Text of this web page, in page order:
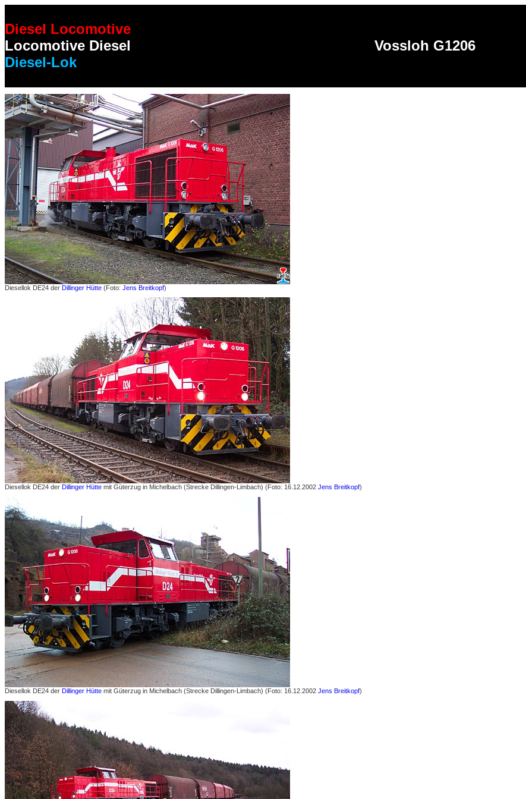
Diesel Locomotive
Locomotive Diesel
Diesel-Lok
Vossloh G1206
Diesellok DE24 der Dillinger Hütte (Foto: Jens Breitkopf)
Diesellok DE24 der Dillinger Hütte mit Güterzug in Michelbach (Strecke Dillingen-Limbach) (Foto: 16.12.2002 Jens Breitkopf)
Diesellok DE24 der Dillinger Hütte mit Güterzug in Michelbach (Strecke Dillingen-Limbach) (Foto: 16.12.2002 Jens Breitkopf)